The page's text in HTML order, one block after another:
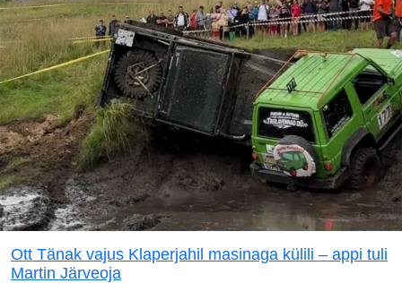
Ott Tänak vajus Klaperjahil masinaga külili – appi tuli
Martin Järveoja